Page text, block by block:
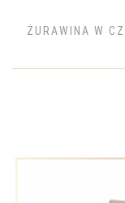
ŻURAWINA W